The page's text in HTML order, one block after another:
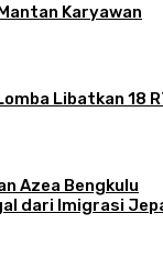
Karyawan
Libatkan 18
Azea Bengkulu
dari Imigrasi